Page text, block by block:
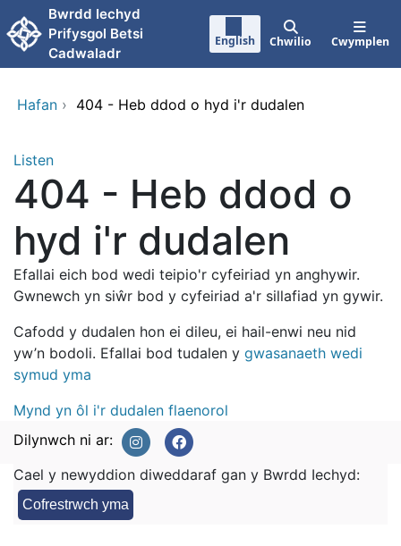
Neidio i'r prif gynnwy
Bwrdd Iechyd
Prifysgol Betsi
Cadwaladr
English Chwilio Cwymplen
Hafan › 404 - Heb ddod o hyd i'r dudalen
Listen
404 - Heb ddod o
hyd i'r dudalen
Efallai eich bod wedi teipio'r cyfeiriad yn anghywir.
Gwnewch yn siŵr bod y cyfeiriad a'r sillafiad yn gywir.
Cafodd y dudalen hon ei dileu, ei hail-enwi neu nid
yw’n bodoli. Efallai bod tudalen y gwasanaeth wedi
symud yma
Mynd yn ôl i'r dudalen flaenorol
Dilynwch ni ar:
Cael y newyddion diweddaraf gan y Bwrdd Iechyd:
Cofrestrwch yma